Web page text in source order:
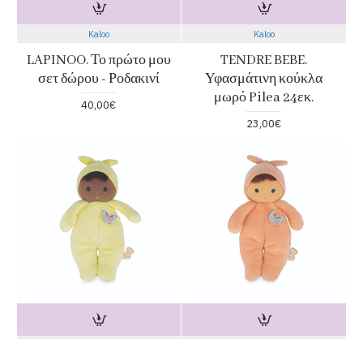
Kaloo
LAPINOO. Το πρώτο μου
σετ δώρου - Ροδακινί
40,00€
Kaloo
TENDRE BEBE.
Υφασμάτινη κούκλα
μωρό Pilea 24εκ.
23,00€